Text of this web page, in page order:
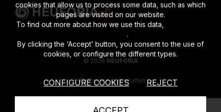
© 2026 HEUFORIA
Alle Rechte vorbehalten
cookies that allow us to process some data, such as which
pages are visited on our website.
To find out more about how we use this data,
.
By clicking the ‘Accept’ button, you consent to the use of
cookies, or configure the different types.
CONFIGURE COOKIES REJECT